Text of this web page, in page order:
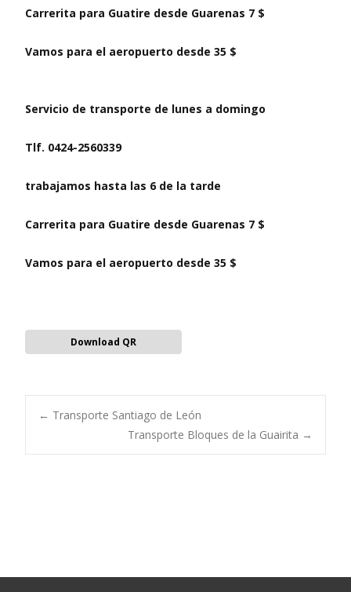
Carrerita para Guatire desde Guarenas 7 $
Vamos para el aeropuerto desde 35 $
Servicio de transporte de lunes a domingo
Tlf. 0424-2560339
trabajamos hasta las 6 de la tarde
Carrerita para Guatire desde Guarenas 7 $
Vamos para el aeropuerto desde 35 $
Download QR
Navegación
← Transporte Santiago de León
Transporte Bloques de la Guairita →